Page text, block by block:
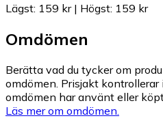
Lägst: 159 kr| Högst: 159 kr
Omdömen
Berätta vad du tycker om
omdömen. Prisjakt
omdömen har använt eller
Läs mer om omdömen.